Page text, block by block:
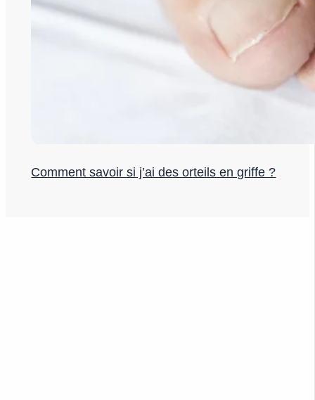
Comment savoir si j’ai des orteils en griffe ?